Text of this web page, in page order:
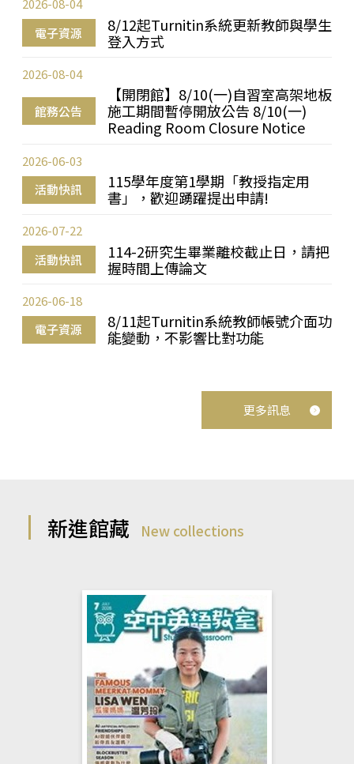
電子資源
8/12起Turnitin系統更新教師與學生
登入方式
2026-08-04
館務公告
【開閉館】8/10(一)自習室高架地板
施工期間暫停開放公告 8/10(一)
Reading Room Closure Notice
2026-08-04
活動快訊
115學年度第1學期「教授指定用
書」，歡迎踴躍提出申請!
2026-06-03
活動快訊
114-2研究生畢業離校截止日，請把
握時間上傳論文
2026-07-22
電子資源
8/11起Turnitin系統教師帳號介面功
能變動，不影響比對功能
2026-06-18
更多訊息
新進館藏 New collections